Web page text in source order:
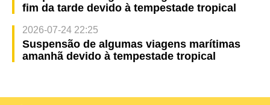
fim da tarde devido à tempestade tropical
2026-07-24 22:25
Suspensão de algumas viagens marítimas
amanhã devido à tempestade tropical